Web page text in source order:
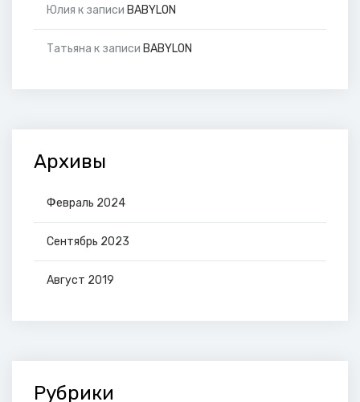
Юлия к записи BABYLON
Татьяна к записи BABYLON
Архивы
Февраль 2024
Сентябрь 2023
Август 2019
Рубрики